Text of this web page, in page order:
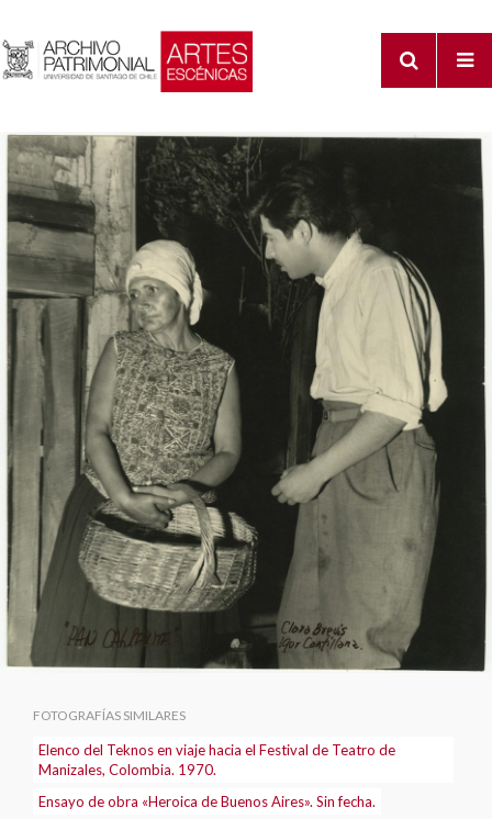
FOTOGRAFÍAS SIMILARES
Elenco del Teknos en viaje hacia el Festival de Teatro de
Manizales, Colombia. 1970.
Ensayo de obra «Heroica de Buenos Aires». Sin fecha.